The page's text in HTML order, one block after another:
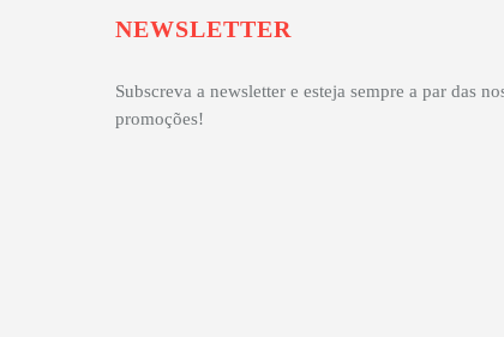
NEWSLETTER
Subscreva a newsletter e esteja sempre a par das
promoções!